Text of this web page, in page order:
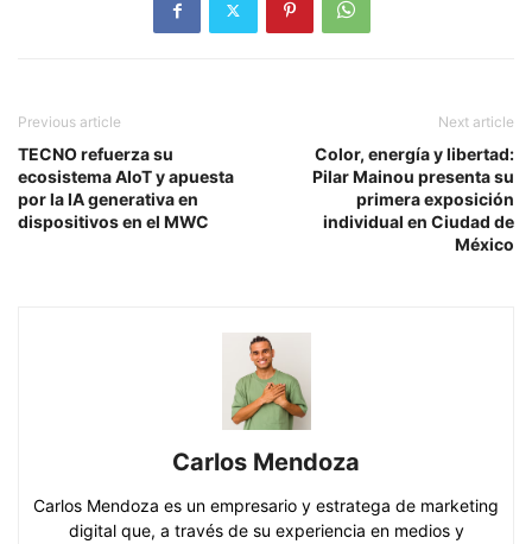
Previous article
TECNO refuerza su
ecosistema AIoT y apuesta
por la IA generativa en
dispositivos en el MWC
Next article
Color, energía y libertad:
Pilar Mainou presenta su
primera exposición
individual en Ciudad de
México
Carlos Mendoza
Carlos Mendoza es un empresario y estratega de marketing
digital que, a través de su experiencia en medios y